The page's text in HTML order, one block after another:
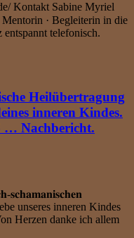
Kontakt Sabine Myriel
· Begleiterin in die
telefonisch.
Heilübertragung
inneren Kindes.
… Nachbericht.
𝐬𝐜𝐡𝐚𝐦𝐚𝐧𝐢𝐬𝐜𝐡𝐞𝐧
unseres inneren Kindes
Herzen danke ich allem